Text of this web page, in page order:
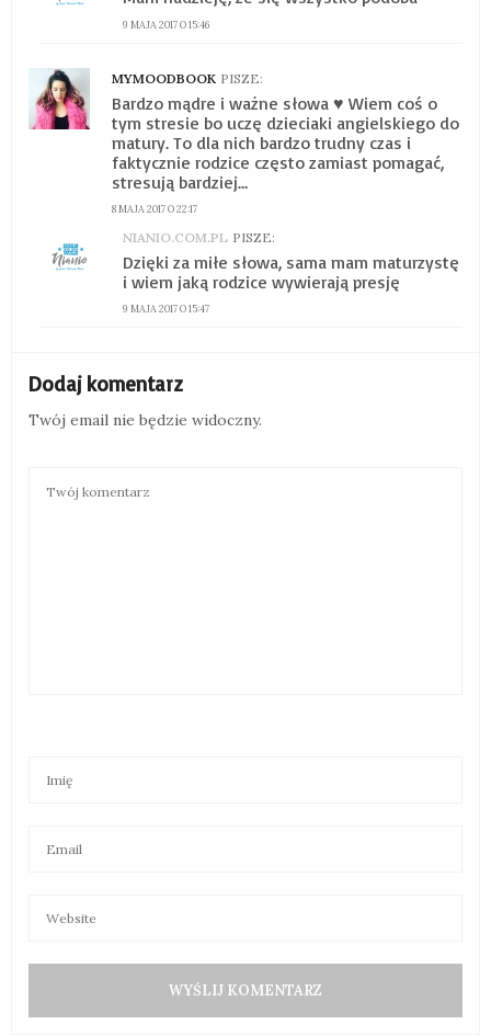
9 MAJA 2017 O 15:46
MYMOODBOOK PISZE:
8 MAJA 2017 O 22:17
Bardzo mądre i ważne słowa ♥️ Wiem coś o
tym stresie bo uczę dzieciaki angielskiego do
matury. To dla nich bardzo trudny czas i
faktycznie rodzice często zamiast pomagać,
stresują bardziej…
NIANIO.COM.PL PISZE:
9 MAJA 2017 O 15:47
Dzięki za miłe słowa, sama mam maturzystę
i wiem jaką rodzice wywierają presję
Dodaj komentarz
Twój email nie będzie widoczny.